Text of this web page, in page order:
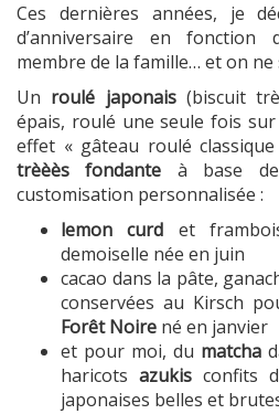
Ces dernières années, je
d’anniversaire en fonction
membre de la famille… et on ne
Un roulé japonais(biscuit
épais, roulé une seule fois
effet « gâteau roulé
trèèès fondante à base
customisation personnalisée :
lemon curd et
demoiselle née en juin
cacao dans la pâte,
conservées au Kirsch
Forêt Noire né en janvier
et pour moi, du matcha
haricots azukis confits
japonaises belles et